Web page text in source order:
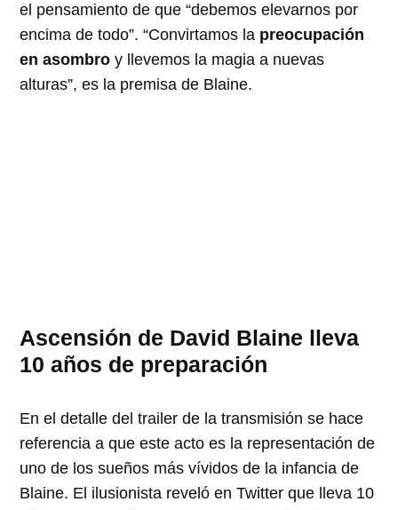
el pensamiento de que “debemos elevarnos por
encima de todo”. “Convirtamos la preocupación
en asombro y llevemos la magia a nuevas
alturas”, es la premisa de Blaine.
Ascensión de David Blaine lleva
10 años de preparación
En el detalle del trailer de la transmisión se hace
referencia a que este acto es la representación de
uno de los sueños más vívidos de la infancia de
Blaine. El ilusionista reveló en Twitter que lleva 10